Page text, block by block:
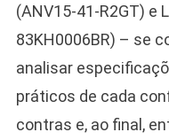
(ANV15-41-R2GT) e
83KH0006BR) – se
analisar
práticos de cada
contras e, ao final,